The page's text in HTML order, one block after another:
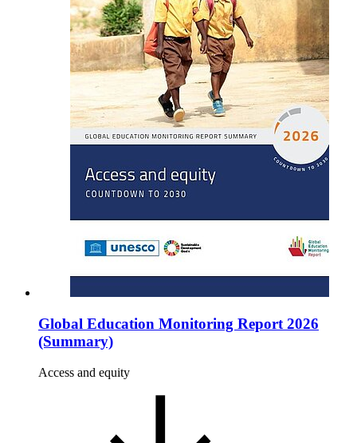
Global Education Monitoring Report 2026
(Summary)
Access and equity